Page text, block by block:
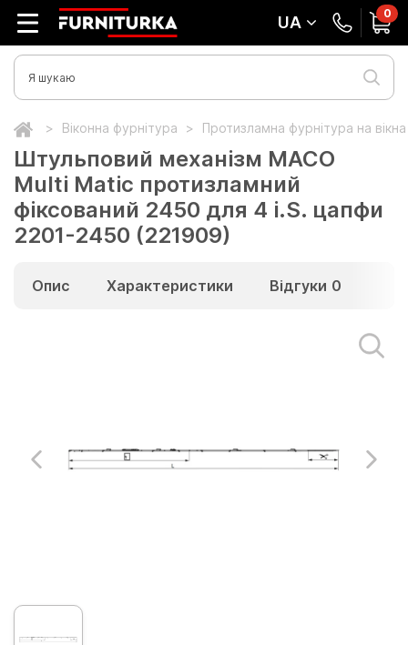
UA 0
Віконна фурнітура Протизламна фурнітура на
Штульповий механізм МАСО
Multi Matic протизламний
фіксований 2450 для 4 i.S. цапфи
2201-2450 (221909)
Опис Характеристики Відгуки 0